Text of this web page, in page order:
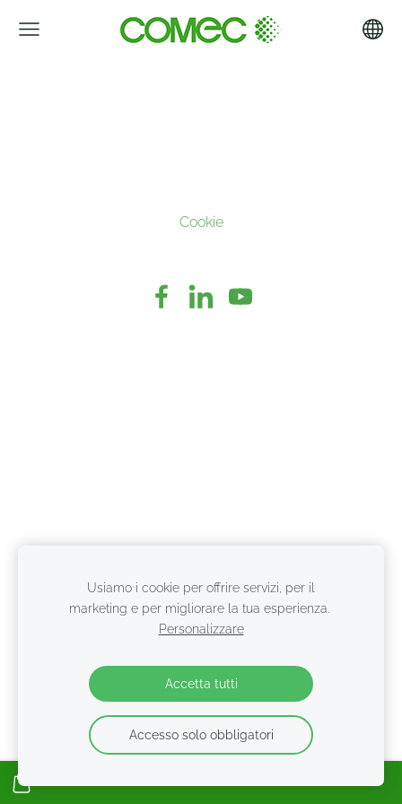
Cookie
Usiamo i cookie per offrire servizi, per il
marketing e per migliorare la tua esperienza.
Personalizzare
Accetta tutti
Accesso solo obbligatori